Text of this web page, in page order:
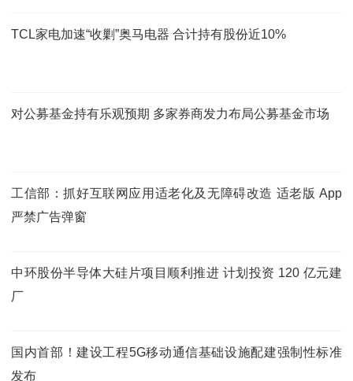
TCL家电加速“收剿”奥马电器 合计持有股份近10%
对公募基金持有乐观预期 多家券商发力布局公募基金市场
工信部：抓好互联网应用适老化及无障碍改造 适老版 App
严禁广告弹窗
中环股份半导体大硅片项目顺利推进 计划投资 120 亿元建
厂
国内首部！建设工程5G移动通信基础设施配建强制性标准
发布